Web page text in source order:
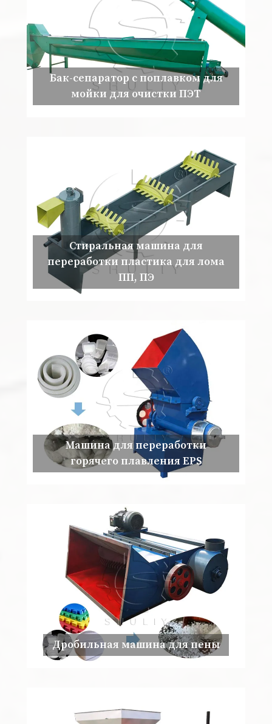
Бак-сепаратор с поплавком для
мойки для очистки ПЭТ
Стиральная машина для
переработки пластика для лома
ПП, ПЭ
Машина для переработки
горячего плавления EPS
Дробильная машина для пены